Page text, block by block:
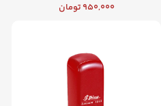
950,000تومان